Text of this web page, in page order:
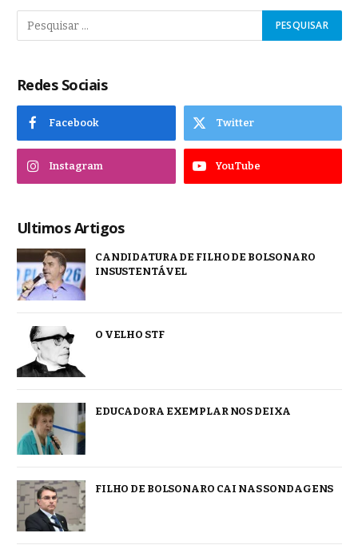
Redes Sociais
Facebook Twitter
Instagram YouTube
Ultimos Artigos
CANDIDATURA DE FILHO DE BOLSONARO
INSUSTENTÁVEL
O VELHO STF
EDUCADORA EXEMPLAR NOS DEIXA
FILHO DE BOLSONARO CAI NAS SONDAGENS